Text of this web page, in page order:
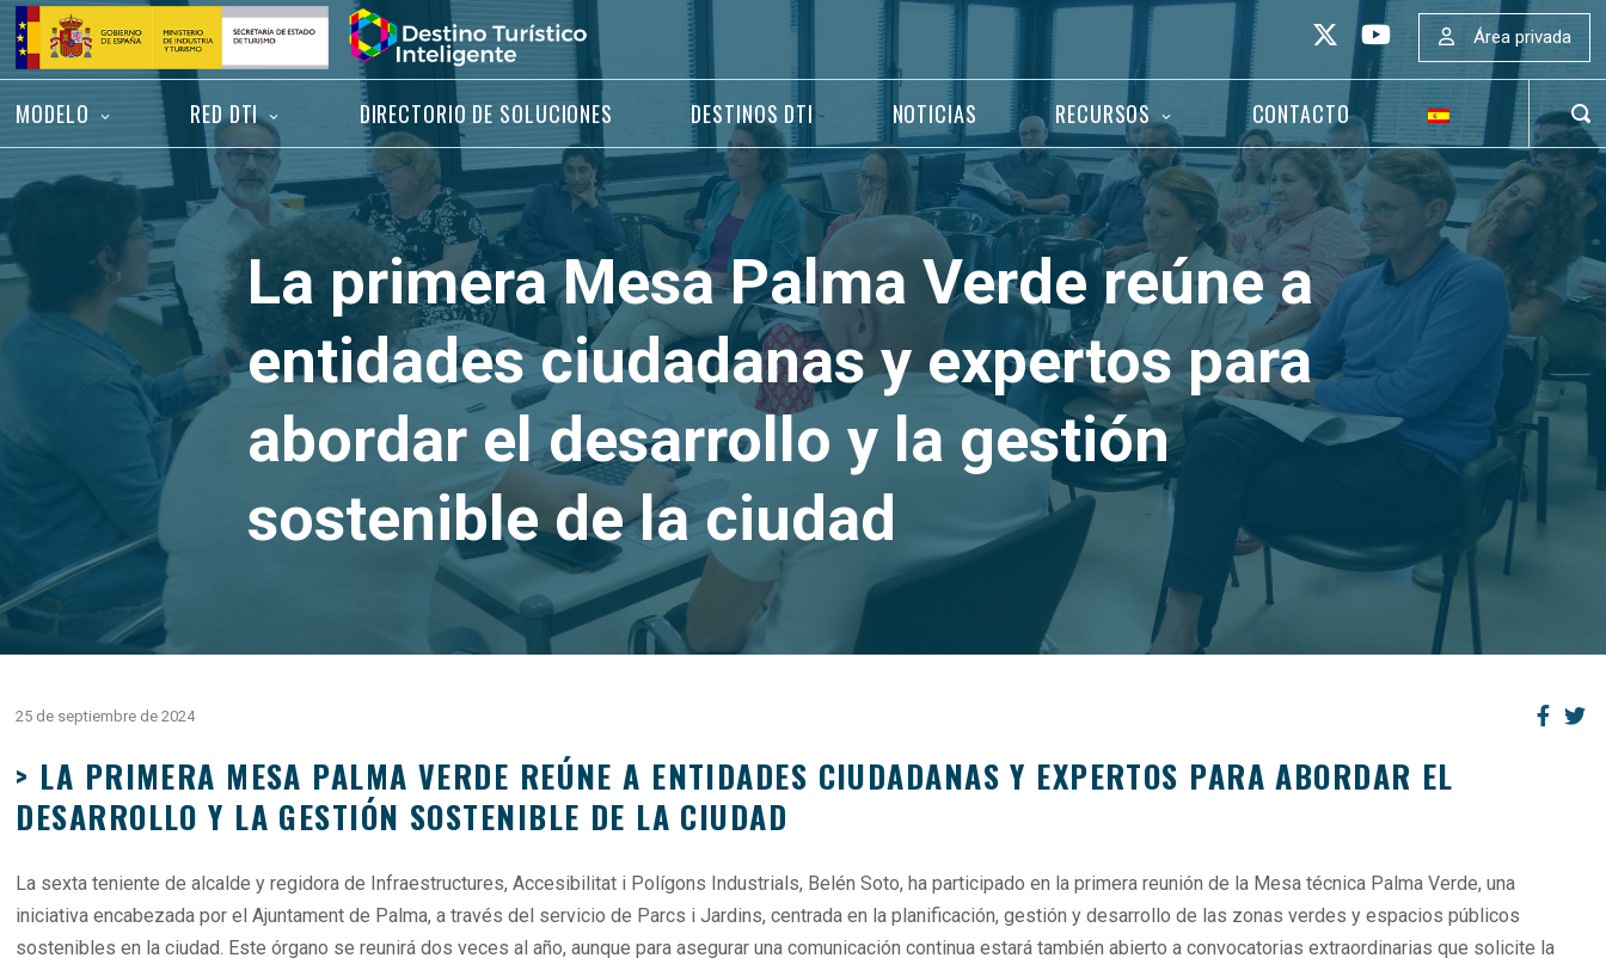
Saltar
contenido
Inicio
Área privada
MODELO RED DTI DIRECTORIO DE SOLUCIONES DESTINOS DTI NOTICIAS RECURSOS CONTACTO
DE
La primera Mesa Palma Verde reúne a
entidades ciudadanas y expertos para
abordar el desarrollo y la gestión
sostenible de la ciudad
25 de septiembre de 2024
> LA PRIMERA MESA PALMA VERDE REÚNE A ENTIDADES CIUDADANAS Y EXPERTOS PARA ABORDAR EL
DESARROLLO Y LA GESTIÓN SOSTENIBLE DE LA CIUDAD
La sexta teniente de alcalde y regidora de Infraestructures, Accesibilitat i Polígons Industrials, Belén Soto, ha participado en la primera reunión de la Mesa técnica Palma Verde, una
iniciativa encabezada por el Ajuntament de Palma, a través del servicio de Parcs i Jardins, centrada en la planificación, gestión y desarrollo de las zonas verdes y espacios públicos
sostenibles en la ciudad. Este órgano se reunirá dos veces al año, aunque para asegurar una comunicación continua estará también abierto a convocatorias extraordinarias que solicite la